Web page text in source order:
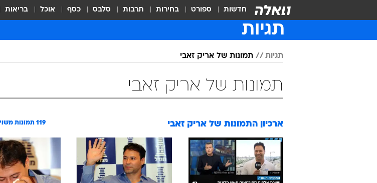
חדשות ספורט בחירות תרבות סלבס כסף אוכל בריאות
תגיות
תגיות תמונות של אריק זאבי